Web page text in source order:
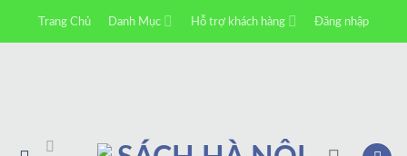
Trang Chủ Danh Mục Hỗ trợ khách hàng Đăng nhập